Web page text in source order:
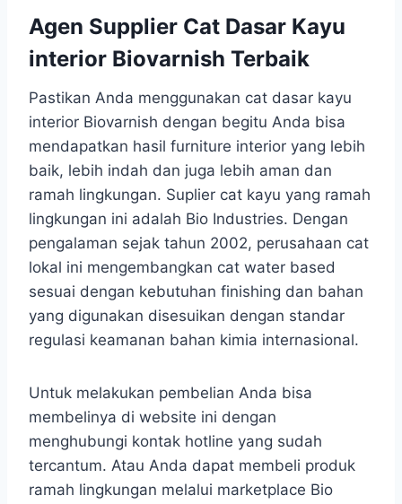
Agen Supplier Cat Dasar Kayu
interior Biovarnish Terbaik
Pastikan Anda menggunakan cat dasar kayu
interior Biovarnish dengan begitu Anda bisa
mendapatkan hasil furniture interior yang lebih
baik, lebih indah dan juga lebih aman dan
ramah lingkungan. Suplier cat kayu yang ramah
lingkungan ini adalah Bio Industries. Dengan
pengalaman sejak tahun 2002, perusahaan cat
lokal ini mengembangkan cat water based
sesuai dengan kebutuhan finishing dan bahan
yang digunakan disesuikan dengan standar
regulasi keamanan bahan kimia internasional.
Untuk melakukan pembelian Anda bisa
membelinya di website ini dengan
menghubungi kontak hotline yang sudah
tercantum. Atau Anda dapat membeli produk
ramah lingkungan melalui marketplace Bio